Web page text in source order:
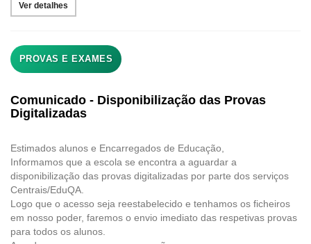
Ver detalhes
PROVAS E EXAMES
Comunicado - Disponibilização das Provas
Digitalizadas
​Estimados alunos e Encarregados de Educação,
​Informamos que a escola se encontra a aguardar a
disponibilização das provas digitalizadas por parte dos serviços
Centrais/EduQA.
Logo que o acesso seja reestabelecido e tenhamos os ficheiros
em nosso poder, faremos o envio imediato das respetivas provas
para todos os alunos. ​